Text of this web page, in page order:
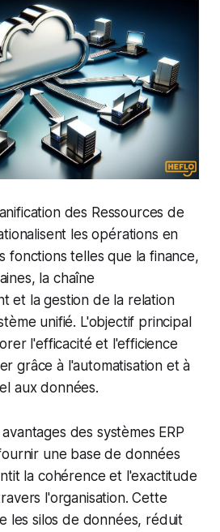
des Ressources de
les opérations en
fonctions telles que la finance,
la chaîne
et la gestion de la relation
unifié. L'objectif principal
l'efficacité et l'efficience
grâce à l'automatisation et à
aux données.
des systèmes ERP
une base de données
la cohérence et l'exactitude
l'organisation. Cette
les silos de données, réduit